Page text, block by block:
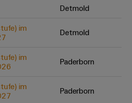
Praxisnahe
Unsere Neuheiten
im Bereich
Detmold
im
Detmold
im
Paderborn
im
Paderborn